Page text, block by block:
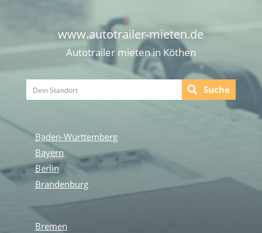
www.autotrailer-mieten.de
Autotrailer mieten in Köthen
Suche
Baden-Württemberg
Bayern
Berlin
Brandenburg
Bremen